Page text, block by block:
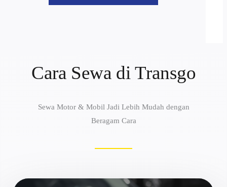
Cara Sewa di Transgo
Sewa Motor & Mobil Jadi Lebih Mudah dengan
Beragam Cara